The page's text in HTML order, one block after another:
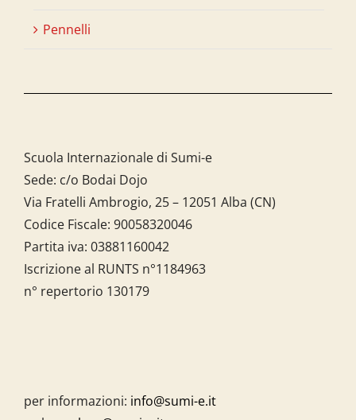
Pennelli
Scuola Internazionale di Sumi-e
Sede: c/o Bodai Dojo
Via Fratelli Ambrogio, 25 – 12051 Alba (CN)
Codice Fiscale: 90058320046
Partita iva: 03881160042
Iscrizione al RUNTS n°1184963
n° repertorio 130179
per informazioni: info@sumi-e.it